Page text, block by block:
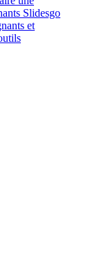
Slidesgo
et